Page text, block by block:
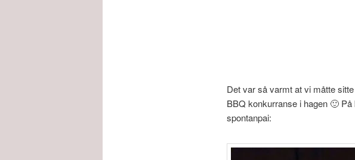
Det var så varmt at vi måtte
BBQ konkurranse i hagen 🙂
spontanpai: